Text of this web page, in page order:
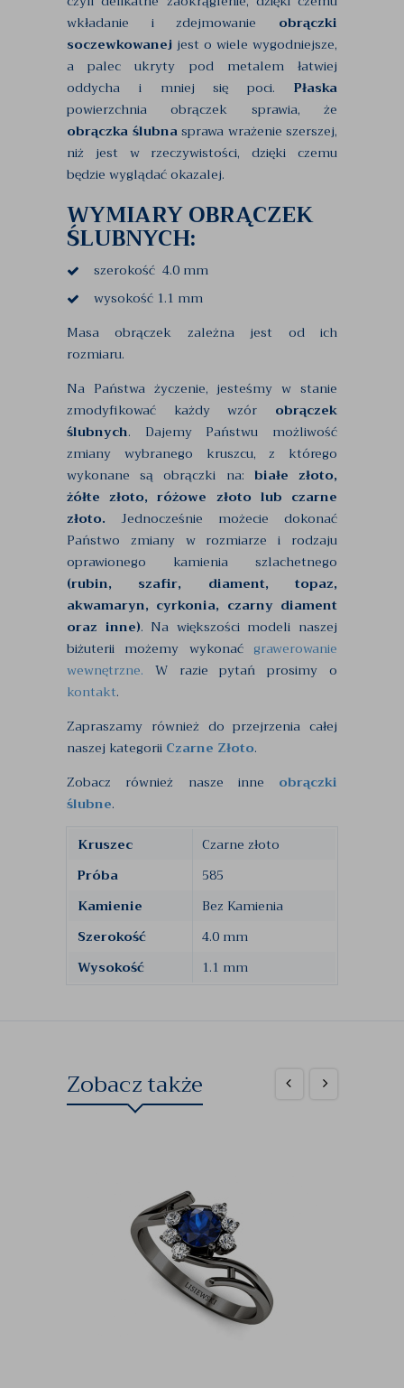
wkładanie i zdejmowanie obrączki
soczewkowanej jest o wiele wygodniejsze,
a palec ukryty pod metalem łatwiej
oddycha i mniej się poci. Płaska
powierzchnia obrączek sprawia, że
obrączka ślubnasprawa wrażenie szerszej,
niż jest w rzeczywistości, dzięki czemu
będzie wyglądać okazalej.
WYMIARY OBRĄCZEK
ŚLUBNYCH:
szerokość 4.0 mm
wysokość 1.1 mm
Masa obrączek zależna jest od ich
rozmiaru.
Na Państwa życzenie, jesteśmy w stanie
zmodyfikować każdy wzór obrączek
ślubnych. Dajemy Państwu możliwość
zmiany wybranego kruszcu, z którego
wykonane są obrączki na: białe złoto,
żółte złoto, różowe złoto lub czarne
złoto. Jednocześnie możecie dokonać
Państwo zmiany w rozmiarze i rodzaju
oprawionego kamienia szlachetnego
(rubin, szafir, diament, topaz,
akwamaryn, cyrkonia, czarny diament
oraz inne). Na większości modeli naszej
biżuterii możemy wykonać grawerowanie
wewnętrzne. W razie pytań prosimy o
kontakt.
Zapraszamy również do przejrzenia całej
naszej kategorii Czarne Złoto.
Zobacz również nasze inne obrączki
ślubne.
Kruszec
Czarne złoto
Próba
585
Kamienie
Bez Kamienia
Szerokość
4.0 mm
Wysokość
1.1 mm
Zobacz także